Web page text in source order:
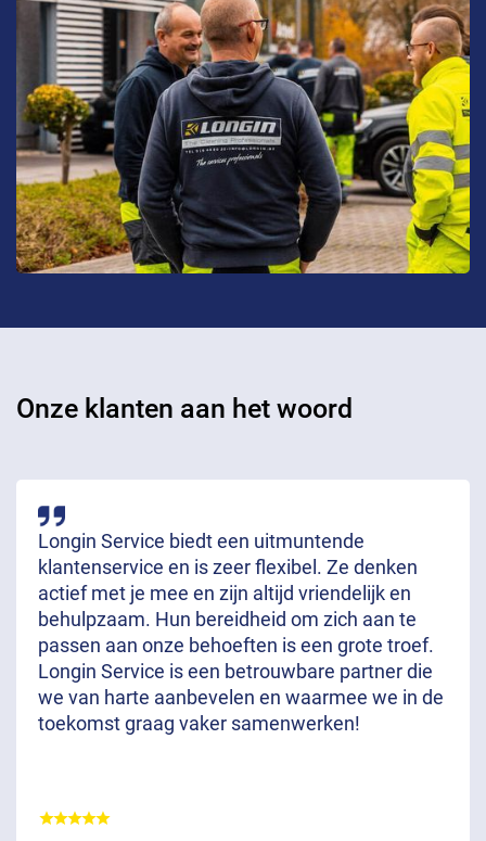
Onze klanten aan het woord
Longin Service biedt een uitmuntende
klantenservice en is zeer flexibel. Ze denken
actief met je mee en zijn altijd vriendelijk en
behulpzaam. Hun bereidheid om zich aan te
passen aan onze behoeften is een grote troef.
Longin Service is een betrouwbare partner die
we van harte aanbevelen en waarmee we in de
toekomst graag vaker samenwerken!